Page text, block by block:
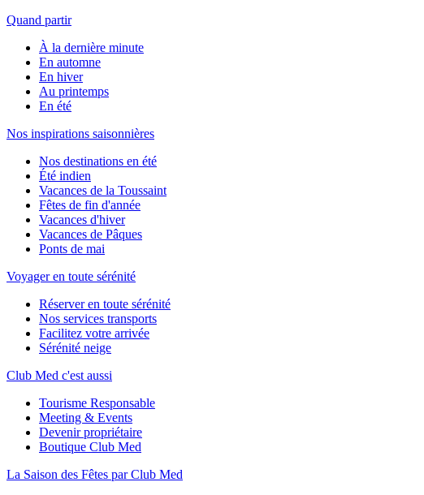
Quand partir
À la dernière minute
En automne
En hiver
Au printemps
En été
Nos inspirations saisonnières
Nos destinations en été
Été indien
Vacances de la Toussaint
Fêtes de fin d'année
Vacances d'hiver
Vacances de Pâques
Ponts de mai
Voyager en toute sérénité
Réserver en toute sérénité
Nos services transports
Facilitez votre arrivée
Sérénité neige
Club Med c'est aussi
Tourisme Responsable
Meeting & Events
Devenir propriétaire
Boutique Club Med
La Saison des Fêtes par Club Med